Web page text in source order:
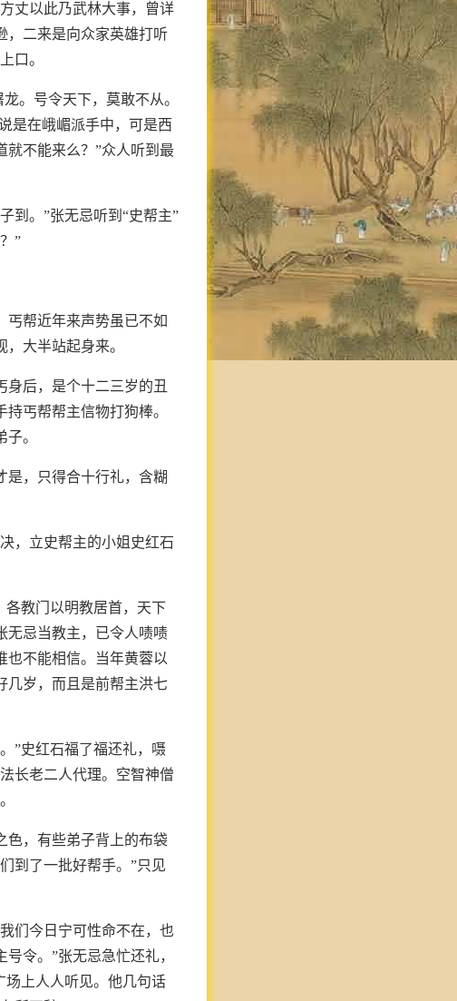
丈以此乃武林大事，曾详
，二来是向众家英雄打听
口。
。号令天下，莫敢不从。
是在峨嵋派手中，可是西
就不能来么？”众人听到最
到。”张无忌听到“史帮主”
”
丐帮近年来声势虽已不如
大半站起身来。
后，是个十二三岁的丑
丐帮帮主信物打狗棒。
。
是，只得合十行礼，含糊
，立史帮主的小姐史红石
各教门以明教居首，天下
无忌当教主，已令人啧啧
也不能相信。当年黄蓉以
几岁，而且是前帮主洪七
”史红石福了福还礼，嗫
长老二人代理。空智神僧
色，有些弟子背上的布袋
到了一批好帮手。”只见
们今日宁可性命不在，也
令。”张无忌急忙还礼，
场上人人听见。他几句话